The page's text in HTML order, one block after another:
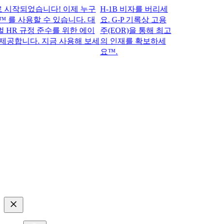
되었습니다! 이제 누구
사용할 수 있습니다. 대
규정 준수를 위한 에이
니다. 지금 사용해 보세
H-1B 비자를 버리세
요. G-P 기록상 고용
주(EOR)을 통해 최고
의 인재를 확보하세
요™.​​